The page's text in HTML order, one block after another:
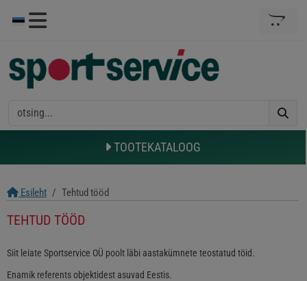
TOOTEKATALOOG
Esileht Tehtud tööd
TEHTUD TÖÖD
Siit leiate Sportservice OÜ poolt läbi aastakümnete teostatud töid.
Enamik referents objektidest asuvad Eestis.